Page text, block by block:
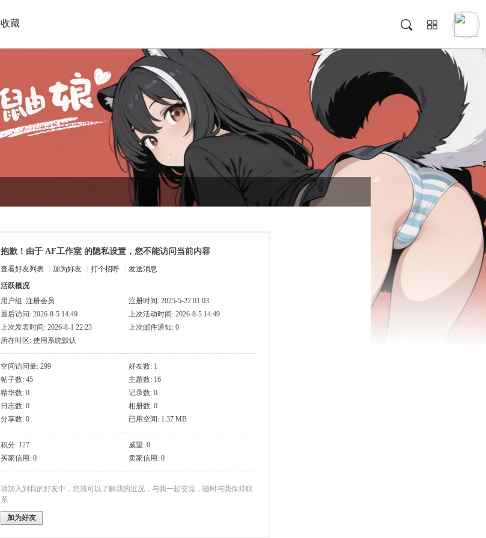
收藏
抱歉！由于 AF工作室 的隐私设置，您不能访问当前内容
查看好友列表 加为好友 打个招呼
发送消息
活跃概况
用户组: 注册会员
注册时间: 2025-5-22 01:03
最后访问: 2026-8-5 14:49
上次活动时间: 2026-8-5 14:49
上次发表时间: 2026-8-1 22:23
上次邮件通知: 0
所在时区: 使用系统默认
空间访问量: 299
好友数: 1
帖子数: 45
主题数: 16
精华数: 0
记录数: 0
日志数: 0
相册数: 0
分享数: 0
已用空间: 1.37 MB
积分: 127
威望: 0
买家信用: 0
卖家信用: 0
请加入到我的好友中，您就可以了解我的近况，与我一起交流，随时与我保持联
系
加为好友